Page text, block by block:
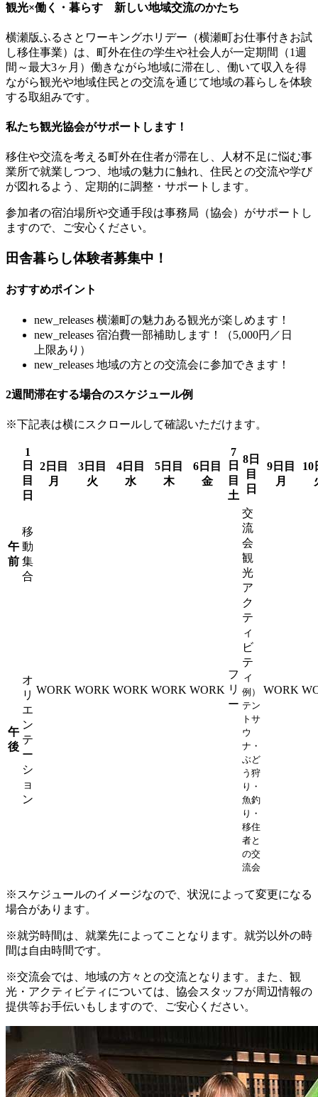
観光×働く・暮らす 新しい地域交流のかたち
横瀬版ふるさとワーキングホリデー（横瀬町お仕事付きお試
し移住事業）は、町外在住の学生や社会人が一定期間（1週
間～最大3ヶ月）働きながら地域に滞在し、働いて収入を得
ながら観光や地域住民との交流を通じて地域の暮らしを体験
する取組みです。
私たち観光協会がサポートします！
移住や交流を考える町外在住者が滞在し、人材不足に悩む事
業所で就業しつつ、地域の魅力に触れ、住民との交流や学び
が図れるよう、定期的に調整・サポートします。
参加者の宿泊場所や交通手段は事務局（協会）がサポートし
ますので、ご安心ください。
田舎暮らし体験者募集中！
おすすめポイント
new_releases 横瀬町の魅力ある観光が楽しめます！
new_releases 宿泊費一部補助します！
（5,000円／日
上限あり）
new_releases 地域の方との交流会に参加できます！
2週間滞在する場合のスケジュール例
※下記表は横にスクロールして確認いただけます。
1
日
目
日
2日目
月
3日目
火
4日目
水
5日目
木
6日目
金
7
日
目
土
8日
目
日
9日目
月
10
午
前
移
動
集
合
WORK WORK WORK WORK WORK
フ
リ
ー
交
流
会
観
光
ア
ク
テ
ィ
ビ
テ
ィ
例）
テン
トサ
ウ
ナ・
ぶど
う狩
り・
魚釣
り・
移住
者と
の交
流会
WORK
午
後
オ
リ
エ
ン
テ
ー
シ
ョ
ン
※スケジュールのイメージなので、状況によって変更になる
場合があります。
※就労時間は、就業先によってことなります。就労以外の時
間は自由時間です。
※交流会では、地域の方々との交流となります。また、観
光・アクティビティについては、協会スタッフが周辺情報の
提供等お手伝いもしますので、ご安心ください。